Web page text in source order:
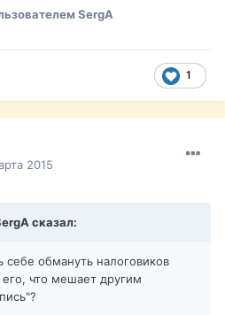
SergA
1
2015
сказал:
обмануть налоговиков
что мешает другим